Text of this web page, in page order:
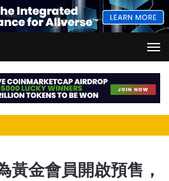
黃金會員開啟預售，